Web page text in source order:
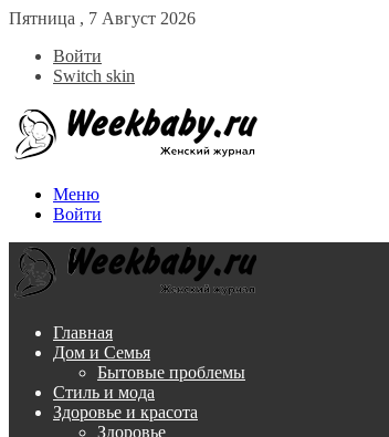
Пятница , 7 Август 2026
Войти
Switch skin
Меню
Войти
Главная
Дом и Семья
Бытовые проблемы
Стиль и мода
Здоровье и красота
Здоровье